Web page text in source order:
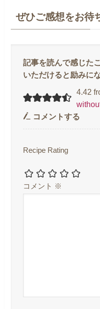
ぜひご感想をお待
4.42
コメントする
Recipe Rating
コメント ※